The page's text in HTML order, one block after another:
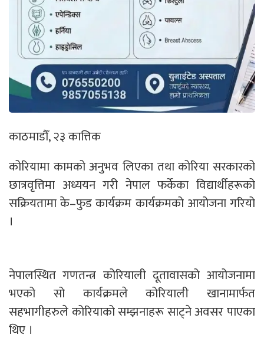
काठमाडौँ, २३ कात्तिक
कोरियामा कामको अनुभव लिएका तथा कोरिया सरकारको
छात्रवृत्तिमा अध्ययन गरी नेपाल फर्केका विद्यार्थीहरूको
सक्रियतामा के–फुड कार्यक्रम कार्यक्रमको आयोजना गरियो
।
नेपालस्थित गणतन्त्र कोरियाली दूतावासको आयोजनामा
भएको सो कार्यक्रमले कोरियाली खानामार्फत
सहभागीहरुले कोरियाको सम्झनाहरू साट्ने अवसर पाएका
थिए ।